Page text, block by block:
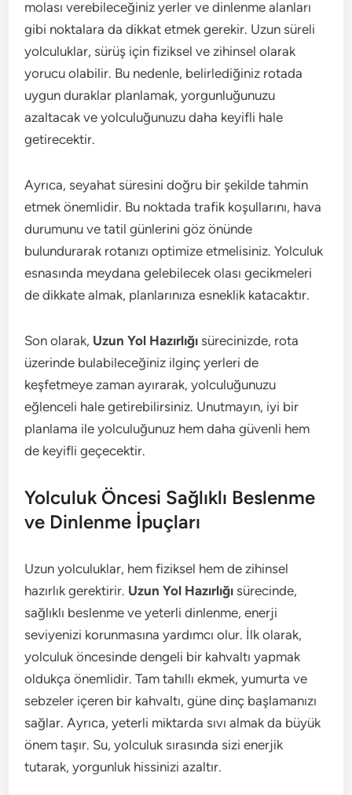
molası verebileceğiniz yerler ve dinlenme alanları
gibi noktalara da dikkat etmek gerekir. Uzun süreli
yolculuklar, sürüş için fiziksel ve zihinsel olarak
yorucu olabilir. Bu nedenle, belirlediğiniz rotada
uygun duraklar planlamak, yorgunluğunuzu
azaltacak ve yolculuğunuzu daha keyifli hale
getirecektir.
Ayrıca, seyahat süresini doğru bir şekilde tahmin
etmek önemlidir. Bu noktada trafik koşullarını, hava
durumunu ve tatil günlerini göz önünde
bulundurarak rotanızı optimize etmelisiniz. Yolculuk
esnasında meydana gelebilecek olası gecikmeleri
de dikkate almak, planlarınıza esneklik katacaktır.
Son olarak, Uzun Yol Hazırlığı sürecinizde, rota
üzerinde bulabileceğiniz ilginç yerleri de
keşfetmeye zaman ayırarak, yolculuğunuzu
eğlenceli hale getirebilirsiniz. Unutmayın, iyi bir
planlama ile yolculuğunuz hem daha güvenli hem
de keyifli geçecektir.
Yolculuk Öncesi Sağlıklı Beslenme
ve Dinlenme İpuçları
Uzun yolculuklar, hem fiziksel hem de zihinsel
hazırlık gerektirir. Uzun Yol Hazırlığı sürecinde,
sağlıklı beslenme ve yeterli dinlenme, enerji
seviyenizi korunmasına yardımcı olur. İlk olarak,
yolculuk öncesinde dengeli bir kahvaltı yapmak
oldukça önemlidir. Tam tahıllı ekmek, yumurta ve
sebzeler içeren bir kahvaltı, güne dinç başlamanızı
sağlar. Ayrıca, yeterli miktarda sıvı almak da büyük
önem taşır. Su, yolculuk sırasında sizi enerjik
tutarak, yorgunluk hissinizi azaltır.